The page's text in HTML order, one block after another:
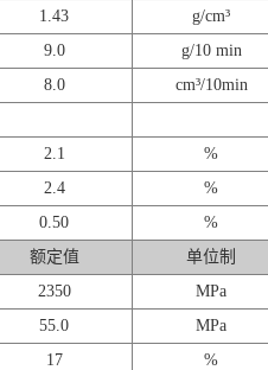
1.43 g/cm³
9.0 g/10 min
8.0 cm³/10min
2.1
%
2.4
%
0.50 %
额定值 单位制
2350 MPa
55.0 MPa
17 %